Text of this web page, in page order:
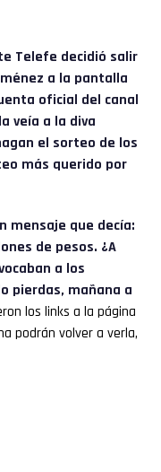
Telefe decidió salir
a la pantalla
oficial del canal
veía a la diva
el sorteo de los
más querido por
mensaje que decía:
de pesos. ¿A
a los
pierdas, mañana a
los links a la página
podrán volver a verla,